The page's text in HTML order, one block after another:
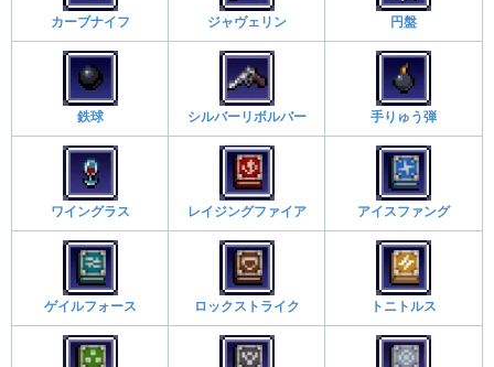
カーブナイフ ジャヴェリン 円盤
鉄球 シルバーリボルバー 手りゅう弾
ワイングラス レイジングファイア アイスファング
ゲイルフォース ロックストライク トニトルス